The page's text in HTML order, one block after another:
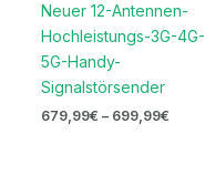
Neuer 12-Antennen-
Hochleistungs-3G-4G-
5G-Handy-
Signalstörsender
679,99€ – 699,99€